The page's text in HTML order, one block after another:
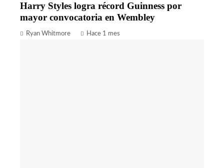
Harry Styles logra récord Guinness por
mayor convocatoria en Wembley
Ryan Whitmore Hace 1 mes